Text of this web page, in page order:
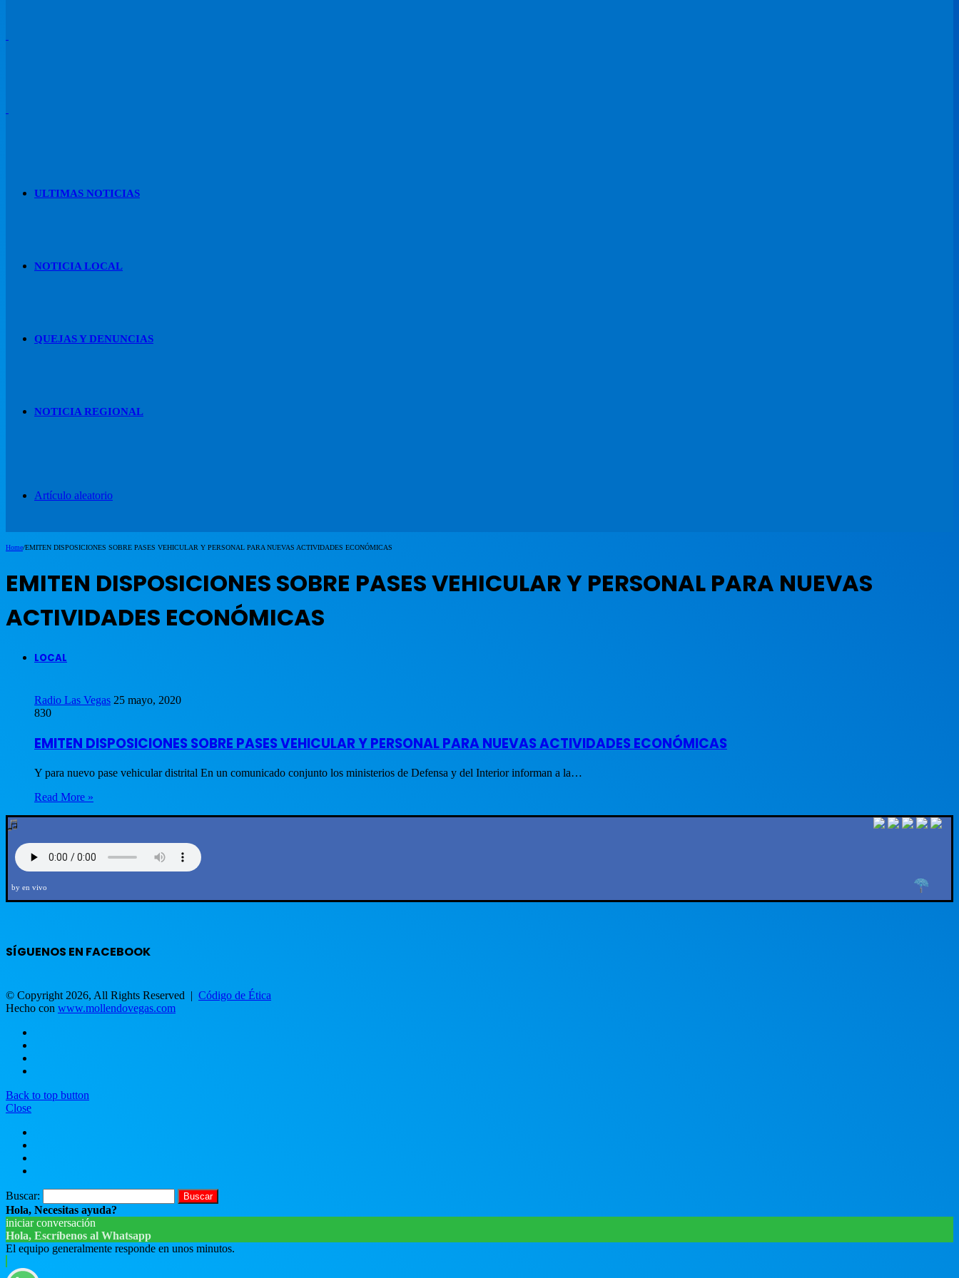
ULTIMAS NOTICIAS
NOTICIA LOCAL
QUEJAS Y DENUNCIAS
NOTICIA REGIONAL
Artículo aleatorio
Home/EMITEN DISPOSICIONES SOBRE PASES VEHICULAR Y PERSONAL PARA NUEVAS ACTIVIDADES ECONÓMICAS
EMITEN DISPOSICIONES SOBRE PASES VEHICULAR Y PERSONAL PARA NUEVAS
ACTIVIDADES ECONÓMICAS
LOCAL
Radio Las Vegas 25 mayo, 2020
830
EMITEN DISPOSICIONES SOBRE PASES VEHICULAR Y PERSONAL PARA NUEVAS ACTIVIDADES ECONÓMICAS
Y para nuevo pase vehicular distrital En un comunicado conjunto los ministerios de Defensa y del Interior informan a la…
Read More »
by en vivo
SÍGUENOS EN FACEBOOK
© Copyright 2026, All Rights Reserved | Código de Ética
Hecho con www.mollendovegas.com
Back to top button
Close
Buscar:
Hola, Necesitas ayuda?
iniciar conversación
Hola, Escríbenos al Whatsapp
El equipo generalmente responde en unos minutos.